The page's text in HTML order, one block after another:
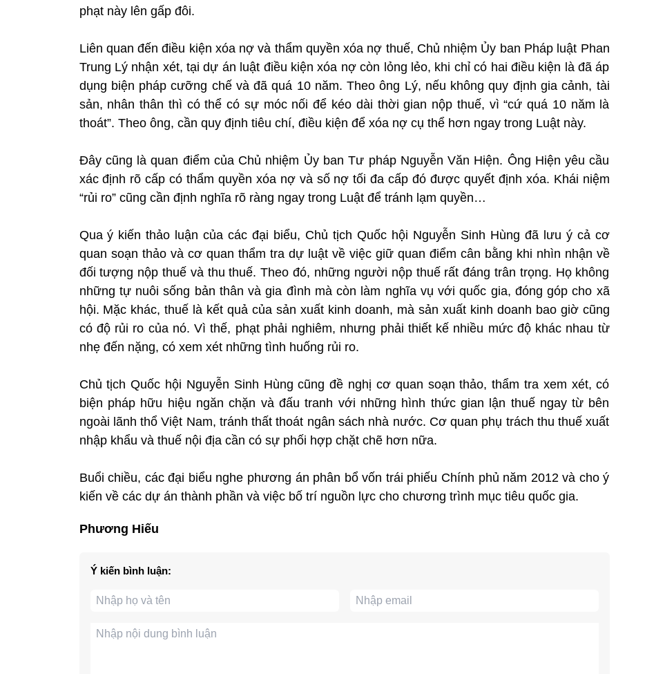
phạt này lên gấp đôi.
Liên quan đến điều kiện xóa nợ và thẩm quyền xóa nợ thuế, Chủ nhiệm Ủy ban Pháp luật Phan
Trung Lý nhận xét, tại dự án luật điều kiện xóa nợ còn lỏng lẻo, khi chỉ có hai điều kiện là đã áp
dụng biện pháp cưỡng chế và đã quá 10 năm. Theo ông Lý, nếu không quy định gia cảnh, tài
sản, nhân thân thì có thể có sự móc nối để kéo dài thời gian nộp thuế, vì “cứ quá 10 năm là
thoát”. Theo ông, cần quy định tiêu chí, điều kiện để xóa nợ cụ thể hơn ngay trong Luật này.
Đây cũng là quan điểm của Chủ nhiệm Ủy ban Tư pháp Nguyễn Văn Hiện. Ông Hiện yêu cầu
xác định rõ cấp có thẩm quyền xóa nợ và số nợ tối đa cấp đó được quyết định xóa. Khái niệm
“rủi ro” cũng cần định nghĩa rõ ràng ngay trong Luật để tránh lạm quyền…
Qua ý kiến thảo luận của các đại biểu, Chủ tịch Quốc hội Nguyễn Sinh Hùng đã lưu ý cả cơ
quan soạn thảo và cơ quan thẩm tra dự luật về việc giữ quan điểm cân bằng khi nhìn nhận về
đối tượng nộp thuế và thu thuế. Theo đó, những người nộp thuế rất đáng trân trọng. Họ không
những tự nuôi sống bản thân và gia đình mà còn làm nghĩa vụ với quốc gia, đóng góp cho xã
hội. Mặc khác, thuế là kết quả của sản xuất kinh doanh, mà sản xuất kinh doanh bao giờ cũng
có độ rủi ro của nó. Vì thế, phạt phải nghiêm, nhưng phải thiết kế nhiều mức độ khác nhau từ
nhẹ đến nặng, có xem xét những tình huống rủi ro.
Chủ tịch Quốc hội Nguyễn Sinh Hùng cũng đề nghị cơ quan soạn thảo, thẩm tra xem xét, có
biện pháp hữu hiệu ngăn chặn và đấu tranh với những hình thức gian lận thuế ngay từ bên
ngoài lãnh thổ Việt Nam, tránh thất thoát ngân sách nhà nước. Cơ quan phụ trách thu thuế xuất
nhập khẩu và thuế nội địa cần có sự phối hợp chặt chẽ hơn nữa.
Buổi chiều, các đại biểu nghe phương án phân bổ vốn trái phiếu Chính phủ năm 2012 và cho ý
kiến về các dự án thành phần và việc bố trí nguồn lực cho chương trình mục tiêu quốc gia.
Phương Hiếu
Ý kiến bình luận: